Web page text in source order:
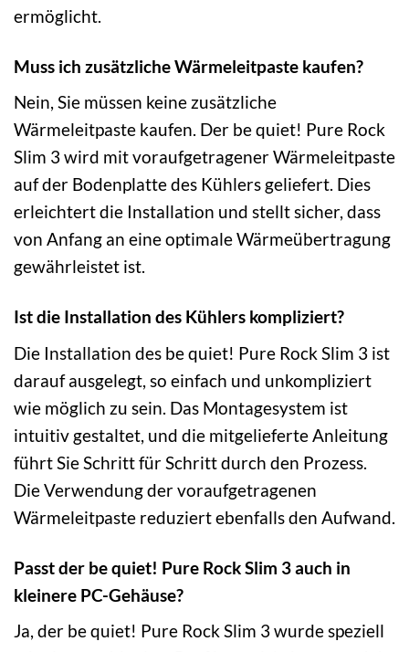
ermöglicht.
Muss ich zusätzliche Wärmeleitpaste kaufen?
Nein, Sie müssen keine zusätzliche
Wärmeleitpaste kaufen. Der be quiet! Pure Rock
Slim 3 wird mit voraufgetragener Wärmeleitpaste
auf der Bodenplatte des Kühlers geliefert. Dies
erleichtert die Installation und stellt sicher, dass
von Anfang an eine optimale Wärmeübertragung
gewährleistet ist.
Ist die Installation des Kühlers kompliziert?
Die Installation des be quiet! Pure Rock Slim 3 ist
darauf ausgelegt, so einfach und unkompliziert
wie möglich zu sein. Das Montagesystem ist
intuitiv gestaltet, und die mitgelieferte Anleitung
führt Sie Schritt für Schritt durch den Prozess.
Die Verwendung der voraufgetragenen
Wärmeleitpaste reduziert ebenfalls den Aufwand.
Passt der be quiet! Pure Rock Slim 3 auch in
kleinere PC-Gehäuse?
Ja, der be quiet! Pure Rock Slim 3 wurde speziell